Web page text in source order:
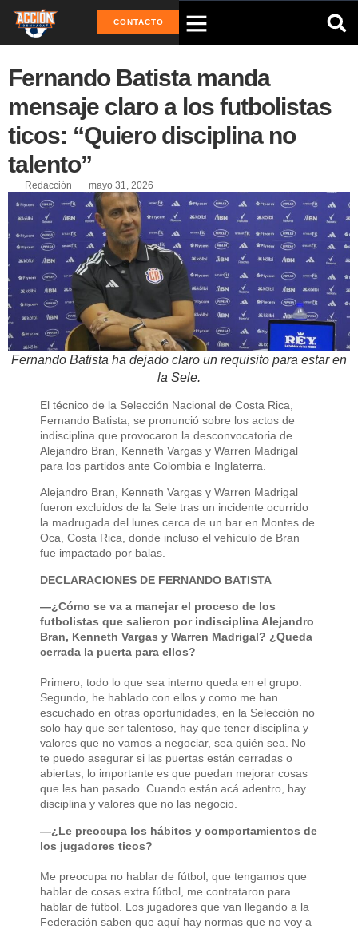
CONTACTO
Fernando Batista manda
mensaje claro a los futbolistas
ticos: “Quiero disciplina no
talento”
Redacción mayo 31, 2026
Fernando Batista ha dejado claro un requisito para estar en
la Sele.
El técnico de la Selección Nacional de Costa Rica,
Fernando Batista, se pronunció sobre los actos de
indisciplina que provocaron la desconvocatoria de
Alejandro Bran, Kenneth Vargas y Warren Madrigal
para los partidos ante Colombia e Inglaterra.
Alejandro Bran, Kenneth Vargas y Warren Madrigal
fueron excluidos de la Sele tras un incidente ocurrido
la madrugada del lunes cerca de un bar en Montes de
Oca, Costa Rica, donde incluso el vehículo de Bran
fue impactado por balas.
DECLARACIONES DE FERNANDO BATISTA
—¿Cómo se va a manejar el proceso de los
futbolistas que salieron por indisciplina Alejandro
Bran, Kenneth Vargas y Warren Madrigal? ¿Queda
cerrada la puerta para ellos?
Primero, todo lo que sea interno queda en el grupo.
Segundo, he hablado con ellos y como me han
escuchado en otras oportunidades, en la Selección no
solo hay que ser talentoso, hay que tener disciplina y
valores que no vamos a negociar, sea quién sea. No
te puedo asegurar si las puertas están cerradas o
abiertas, lo importante es que puedan mejorar cosas
que les han pasado. Cuando están acá adentro, hay
disciplina y valores que no las negocio.
—¿Le preocupa los hábitos y comportamientos de
los jugadores ticos?
Me preocupa no hablar de fútbol, que tengamos que
hablar de cosas extra fútbol, me contrataron para
hablar de fútbol. Los jugadores que van llegando a la
Federación saben que aquí hay normas que no voy a